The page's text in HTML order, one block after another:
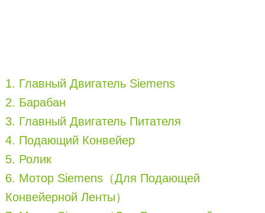
1. Главный Двигатель Siemens
2. Барабан
3. Главный Двигатель Питателя
4. Подающий Конвейер
5. Ролик
6. Мотор Siemens（Для Подающей
Конвейерной Ленты）